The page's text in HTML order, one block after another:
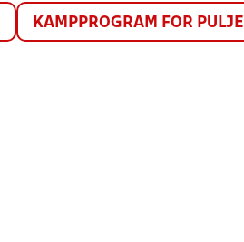
KAMPPROGRAM FOR PULJE